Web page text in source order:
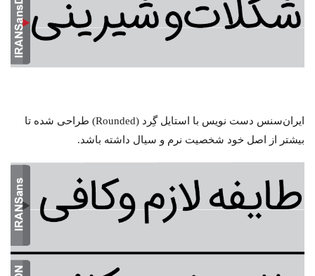
ایران‌سنس دست نویس با استایل گِرد (Rounded) طراحی شده تا
بیشتر از اصل خود شخصیت نرم و سیال داشته باشد.